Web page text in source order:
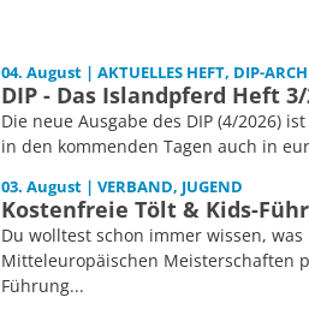
04. August | AKTUELLES HEFT, DIP-
DIP - Das Islandpferd Heft 3/
Die neue Ausgabe des DIP (4/2026)
in den kommenden Tagen auch in
03. August | VERBAND, JUGEND
Kostenfreie Tölt & Kids-
Du wolltest schon immer wissen,
Mitteleuropäischen Meisterschaften
Führung...